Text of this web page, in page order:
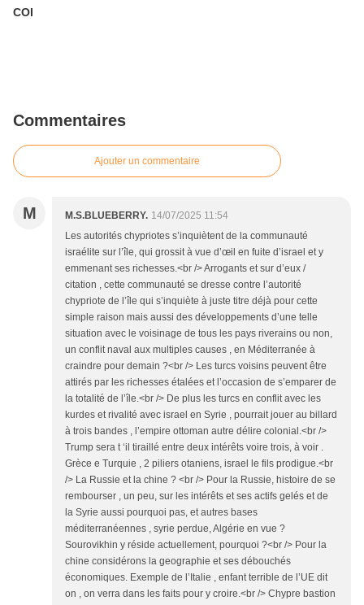
COI
Commentaires
Ajouter un commentaire
M M.S.BLUEBERRY. 14/07/2025 11:54
Les autorités chypriotes s’inquiètent de la communauté
israélite sur l’île, qui grossit à vue d’œil en fuite d’israel et y
emmenant ses richesses.<br /> Arrogants et sur d’eux /
citation , cette communauté se dresse contre l’autorité
chypriote de l’île qui s’inquiète à juste titre déjà pour cette
simple raison mais aussi des développements d’une telle
situation avec le voisinage de tous les pays riverains ou non,
un conflit naval aux multiples causes , en Méditerranée à
craindre pour demain ?<br /> Les turcs voisins peuvent être
attirés par les richesses étalées et l’occasion de s’emparer de
la totalité de l’île.<br /> De plus les turcs en conflit avec les
kurdes et rivalité avec israel en Syrie , pourrait jouer au billard
à trois bandes , l’empire ottoman autre délire colonial.<br />
Trump sera t ‘il tiraillé entre deux intérêts voire trois, à voir .
Grèce e Turquie , 2 piliers otaniens, israel le fils prodigue.<br
/> La Russie et la chine ? <br /> Pour la Russie, histoire de se
rembourser , un peu, sur les intérêts et ses actifs gelés et de
la Syrie aussi pourquoi pas, et autres bases
méditerranéennes , syrie perdue, Algérie en vue ?
Sourovikhin y réside actuellement, pourquoi ?<br /> Pour la
chine considérons la geographie et ses débouchés
économiques. Exemple de l’Italie , enfant terrible de l’UE dit
on , on verra dans les faits pour y croire.<br /> Chypre bastion